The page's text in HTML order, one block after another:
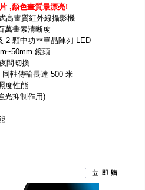
,顏色畫質最漂亮!
高畫質紅外線攝影機
萬畫素清晰度
2 顆中功率單晶陣列 LED
鏡頭
間切換
軸傳輸長達 500 米
度性能
光抑制作用)